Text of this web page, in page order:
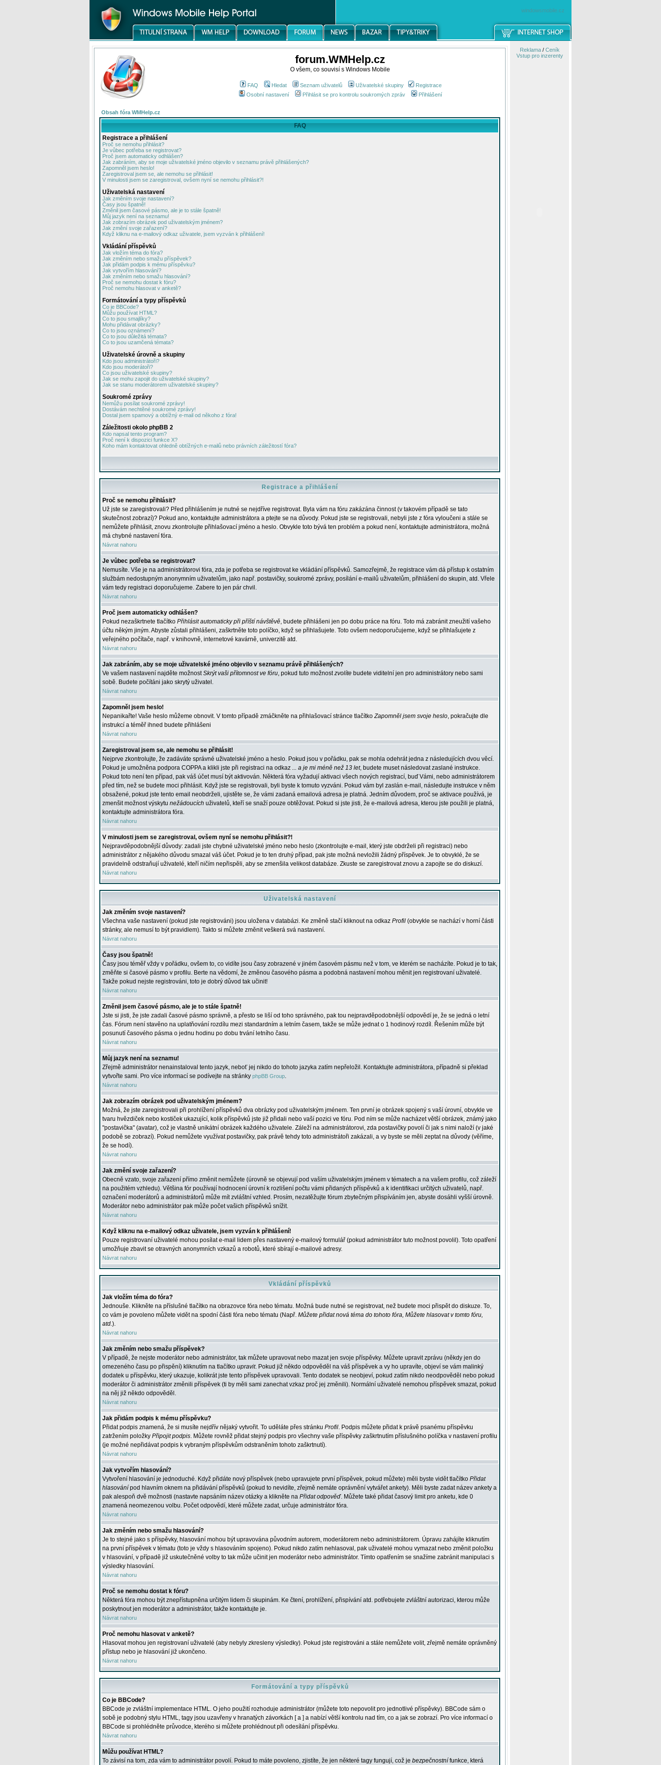
windowsmobile.cz
forum.WMHelp.cz
O všem, co souvisí s Windows Mobile
FAQ Hledat Seznam uživatelů Uživatelské skupiny
Registrace
Osobní nastavení
Přihlásit se pro kontrolu soukromých zpráv Přihlášení
Obsah fóra WMHelp.cz
FAQ
Registrace a přihlášení
Proč se nemohu přihlásit?
Je vůbec potřeba se registrovat?
Proč jsem automaticky odhlášen?
Jak zabráním, aby se moje uživatelské jméno objevilo v seznamu právě přihlášených?
Zapomněl jsem heslo!
Zaregistroval jsem se, ale nemohu se přihlásit!
V minulosti jsem se zaregistroval, ovšem nyní se nemohu přihlásit?!
Uživatelská nastavení
Jak změním svoje nastavení?
Časy jsou špatně!
Změnil jsem časové pásmo, ale je to stále špatně!
Můj jazyk není na seznamu!
Jak zobrazím obrázek pod uživatelským jménem?
Jak změní svoje zařazení?
Když kliknu na e-mailový odkaz uživatele, jsem vyzván k přihlášení!
Vkládání příspěvků
Jak vložím téma do fóra?
Jak změním nebo smažu příspěvek?
Jak přidám podpis k mému příspěvku?
Jak vytvořím hlasování?
Jak změním nebo smažu hlasování?
Proč se nemohu dostat k fóru?
Proč nemohu hlasovat v anketě?
Formátování a typy příspěvků
Co je BBCode?
Můžu používat HTML?
Co to jsou smajlíky?
Mohu přidávat obrázky?
Co to jsou oznámení?
Co to jsou důležitá témata?
Co to jsou uzamčená témata?
Uživatelské úrovně a skupiny
Kdo jsou administrátoři?
Kdo jsou moderátoři?
Co jsou uživatelské skupiny?
Jak se mohu zapojit do uživatelské skupiny?
Jak se stanu moderátorem uživatelské skupiny?
Soukromé zprávy
Nemůžu posílat soukromé zprávy!
Dostávám nechtěné soukromé zprávy!
Dostal jsem spamový a obtížný e-mail od někoho z fóra!
Záležitosti okolo phpBB 2
Kdo napsal tento program?
Proč není k dispozici funkce X?
Koho mám kontaktovat ohledně obtížných e-mailů nebo právních záležitostí fóra?
Registrace a přihlášení
Proč se nemohu přihlásit?
Už jste se zaregistrovali? Před přihlášením je nutné se nejdříve registrovat. Byla vám na fóru zakázána činnost (v takovém případě se tato
skutečnost zobrazí)? Pokud ano, kontaktujte administrátora a ptejte se na důvody. Pokud jste se registrovali, nebyli jste z fóra vyloučeni a stále se
nemůžete přihlásit, znovu zkontrolujte přihlašovací jméno a heslo. Obvykle toto bývá ten problém a pokud není, kontaktujte administrátora, možná
má chybné nastavení fóra.
Návrat nahoru
Je vůbec potřeba se registrovat?
Nemusíte. Vše je na administrátorovi fóra, zda je potřeba se registrovat ke vkládání příspěvků. Samozřejmě, že registrace vám dá přístup k ostatním
službám nedostupným anonymním uživatelům, jako např. postavičky, soukromé zprávy, posílání e-mailů uživatelům, přihlášení do skupin, atd. Vřele
vám tedy registraci doporučujeme. Zabere to jen pár chvil.
Návrat nahoru
Proč jsem automaticky odhlášen?
Pokud nezaškrtnete tlačítko Přihlásit automaticky při příští návštěvě, budete přihlášeni jen po dobu práce na fóru. Toto má zabránit zneužití vašeho
účtu někým jiným. Abyste zůstali přihlášeni, zaškrtněte toto políčko, když se přihlašujete. Toto ovšem nedoporučujeme, když se přihlašujete z
veřejného počítače, např. v knihovně, internetové kavárně, univerzitě atd.
Návrat nahoru
Jak zabráním, aby se moje uživatelské jméno objevilo v seznamu právě přihlášených?
Ve vašem nastavení najděte možnostSkrýt vaši přítomnost ve fóru, pokud tuto možnostzvolíte budete viditelní jen pro administrátory nebo sami
sobě. Budete počítáni jako skrytý uživatel.
Návrat nahoru
Zapomněl jsem heslo!
Nepanikařte! Vaše heslo můžeme obnovit. V tomto případě zmáčkněte na přihlašovací stránce tlačítkoZapomněl jsem svoje heslo, pokračujte dle
instrukcí a téměř ihned budete přihlášeni
Návrat nahoru
Zaregistroval jsem se, ale nemohu se přihlásit!
Nejprve zkontrolujte, že zadáváte správné uživatelské jméno a heslo. Pokud jsou v pořádku, pak se mohla odehrát jedna z následujících dvou věcí.
Pokud je umožněna podpora COPPA a klikli jste při registraci na odkaz ... a je mi méně než 13 let, budete muset následovat zaslané instrukce.
Pokud toto není ten případ, pak váš účet musí být aktivován. Některá fóra vyžadují aktivaci všech nových registrací, buď Vámi, nebo administrátorem
před tím, než se budete moci přihlásit. Když jste se registrovali, byli byste k tomuto vyzváni. Pokud vám byl zaslán e-mail, následujte instrukce v něm
obsažené, pokud jste tento email neobdrželi, ujistěte se, že vámi zadaná emailová adresa je platná. Jedním důvodem, proč se aktivace používá, je
zmenšit možnost výskytu nežádoucích uživatelů, kteří se snaží pouze obtěžovat. Pokud si jste jisti, že e-mailová adresa, kterou jste použili je platná,
kontaktujte administrátora fóra.
Návrat nahoru
V minulosti jsem se zaregistroval, ovšem nyní se nemohu přihlásit?!
Nejpravděpodobnější důvody: zadali jste chybné uživatelské jméno nebo heslo (zkontrolujte e-mail, který jste obdrželi při registraci) nebo
administrátor z nějakého důvodu smazal váš účet. Pokud je to ten druhý případ, pak jste možná nevložili žádný příspěvek. Je to obvyklé, že se
pravidelně odstraňují uživatelé, kteří ničím nepřispěli, aby se zmenšila velikost databáze. Zkuste se zaregistrovat znovu a zapojte se do diskuzí.
Návrat nahoru
Uživatelská nastavení
Jak změním svoje nastavení?
Všechna vaše nastavení (pokud jste registrováni) jsou uložena v databázi. Ke změně stačí kliknout na odkaz Profil (obvykle se nachází v horní části
stránky, ale nemusí to být pravidlem). Takto si můžete změnit veškerá svá nastavení.
Návrat nahoru
Časy jsou špatně!
Časy jsou téměř vždy v pořádku, ovšem to, co vidíte jsou časy zobrazené v jiném časovém pásmu než v tom, ve kterém se nacházíte. Pokud je to tak,
změňte si časové pásmo v profilu. Berte na vědomí, že změnou časového pásma a podobná nastavení mohou měnit jen registrovaní uživatelé.
Takže pokud nejste registrováni, toto je dobrý důvod tak učinit!
Návrat nahoru
Změnil jsem časové pásmo, ale je to stále špatně!
Jste si jisti, že jste zadali časové pásmo správně, a přesto se liší od toho správného, pak tou nejpravděpodobnější odpovědí je, že se jedná o letní
čas. Fórum není stavěno na uplatňování rozdílu mezi standardním a letním časem, takže se může jednat o 1 hodinový rozdíl. Řešením může být
posunutí časového pásma o jednu hodinu po dobu trvání letního času.
Návrat nahoru
Můj jazyk není na seznamu!
Zřejmě administrátor nenainstaloval tento jazyk, neboť jej nikdo do tohoto jazyka zatím nepřeložil. Kontaktujte administrátora, případně si překlad
vytvořte sami. Pro více informací se podívejte na stránky phpBB Group.
Návrat nahoru
Jak zobrazím obrázek pod uživatelským jménem?
Možná, že jste zaregistrovali při prohlížení příspěvků dva obrázky pod uživatelským jménem. Ten první je obrázek spojený s vaší úrovní, obvykle ve
tvaru hvězdiček nebo kostiček ukazující, kolik příspěvků jste již přidali nebo vaší pozici ve fóru. Pod ním se může nacházet větší obrázek, známý jako
"postavička" (avatar), což je vlastně unikátní obrázek každého uživatele. Záleží na administrátorovi, zda postavičky povolí či jak s nimi naloží (v jaké
podobě se zobrazí). Pokud nemůžete využívat postavičky, pak právě tehdy toto administrátoři zakázali, a vy byste se měli zeptat na důvody (věříme,
že se hodí).
Návrat nahoru
Jak změní svoje zařazení?
Obecně vzato, svoje zařazení přímo změnit nemůžete (úrovně se objevují pod vaším uživatelským jménem v tématech a na vašem profilu, což záleží
na použitém vzhledu). Většina fór používají hodnocení úrovní k rozlišení počtu vámi přidaných příspěvků a k identifikaci určitých uživatelů, např.
označení moderátorů a administrátorů může mít zvláštní vzhled. Prosím, nezatěžujte fórum zbytečným přispíváním jen, abyste dosáhli vyšší úrovně.
Moderátor nebo administrátor pak může počet vašich příspěvků snížit.
Návrat nahoru
Když kliknu na e-mailový odkaz uživatele, jsem vyzván k přihlášení!
Pouze registrovaní uživatelé mohou posílat e-mail lidem přes nastavený e-mailový formulář (pokud administrátor tuto možnost povolil). Toto opatření
umožňuje zbavit se otravných anonymních vzkazů a robotů, které sbírají e-mailové adresy.
Návrat nahoru
Vkládání příspěvků
Jak vložím téma do fóra?
Jednouše. Klikněte na příslušné tlačítko na obrazovce fóra nebo tématu. Možná bude nutné se registrovat, než budete moci přispět do diskuze. To,
co vám je povoleno můžete vidět na spodní části fóra nebo tématu (Např. Můžete přidat nová téma do tohoto fóra, Můžete hlasovat v tomto fóru,
atd.).
Návrat nahoru
Jak změním nebo smažu příspěvek?
V případě, že nejste moderátor nebo administrátor, tak můžete upravovat nebo mazat jen svoje příspěvky. Můžete upravit zprávu (někdy jen do
omezeného času po přispění) kliknutím na tlačítko upravit. Pokud již někdo odpověděl na váš příspěvek a vy ho upravíte, objeví se vám malinký
dodatek u příspěvku, který ukazuje, kolikrát jste tento příspěvek upravovali. Tento dodatek se neobjeví, pokud zatím nikdo neodpověděl nebo pokud
moderátor či administrátor změnili příspěvek (ti by měli sami zanechat vzkaz proč jej změnili). Normální uživatelé nemohou příspěvek smazat, pokud
na něj již někdo odpověděl.
Návrat nahoru
Jak přidám podpis k mému příspěvku?
Přidat podpis znamená, že si musíte nejdřív nějaký vytvořit. To uděláte přes stránku Profil. Podpis můžete přidat k právě psanému příspěvku
zatržením položky Připojit podpis. Můžete rovněž přidat stejný podpis pro všechny vaše příspěvky zaškrtnutím příslušného políčka v nastavení profilu
(je možné nepřidávat podpis k vybraným příspěvkům odstraněním tohoto zaškrtnutí).
Návrat nahoru
Jak vytvořím hlasování?
Vytvoření hlasování je jednoduché. Když přidáte nový příspěvek (nebo upravujete první příspěvek, pokud můžete) měli byste vidět tlačítko Přidat
hlasování pod hlavním oknem na přidávání příspěvků (pokud to nevidíte, zřejmě nemáte oprávnění vytvářet ankety). Měli byste zadat název ankety a
pak alespoň dvě možnosti (nastavte napsáním název otázky a klikněte na Přidat odpověď. Můžete také přidat časový limit pro anketu, kde 0
znamená neomezenou volbu. Počet odpovědí, které můžete zadat, určuje administrátor fóra.
Návrat nahoru
Jak změním nebo smažu hlasování?
Je to stejné jako s příspěvky, hlasování mohou být upravována původním autorem, moderátorem nebo administrátorem. Úpravu zahájíte kliknutím
na první příspěvek v tématu (toto je vždy s hlasováním spojeno). Pokud nikdo zatím nehlasoval, pak uživatelé mohou vymazat nebo změnit položku
v hlasování, v případě již uskutečněné volby to tak může učinit jen moderátor nebo administrátor. Tímto opatřením se snažíme zabránit manipulaci s
výsledky hlasování.
Návrat nahoru
Proč se nemohu dostat k fóru?
Některá fóra mohou být znepřístupněna určitým lidem či skupinám. Ke čtení, prohlížení, přispívání atd. potřebujete zvláštní autorizaci, kterou může
poskytnout jen moderátor a administrátor, takže kontaktujte je.
Návrat nahoru
Proč nemohu hlasovat v anketě?
Hlasovat mohou jen registrovaní uživatelé (aby nebyly zkresleny výsledky). Pokud jste registrováni a stále nemůžete volit, zřejmě nemáte oprávněný
přístup nebo je hlasování již ukončeno.
Návrat nahoru
Formátování a typy příspěvků
Co je BBCode?
BBCode je zvláštní implementace HTML. O jeho použití rozhoduje administrátor (můžete toto nepovolit pro jednotlivé příspěvky). BBCode sám o
sobě je podobný stylu HTML, tagy jsou uzavřeny v hranatých závorkách [ a ] a nabízí větší kontrolu nad tím, co a jak se zobrazí. Pro více informací o
BBCode si prohlédněte průvodce, kterého si můžete prohlédnout při odesílání příspěvku.
Návrat nahoru
Můžu používat HTML?
To závisí na tom, zda vám to administrátor povolí. Pokud to máte povoleno, zjistíte, že jen některé tagy fungují, což je bezpečnostní funkce, která
Reklama/ Ceník
Vstup pro inzerenty